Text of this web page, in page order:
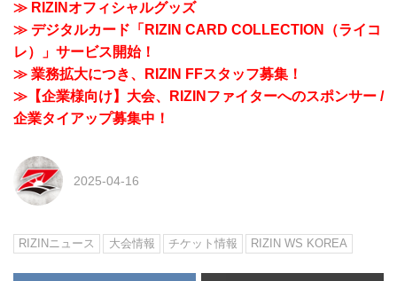
≫ RIZINオフィシャルグッズ
≫ デジタルカード「RIZIN CARD COLLECTION（ライコ
レ）」サービス開始！
≫ 業務拡大につき、RIZIN FFスタッフ募集！
≫【企業様向け】大会、RIZINファイターへのスポンサー /
企業タイアップ募集中！
2025-04-16
RIZINニュース 大会情報 チケット情報 RIZIN WS KOREA